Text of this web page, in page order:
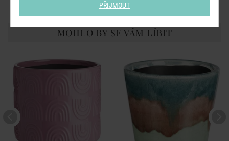
MOHLO BY SE VÁM LÍBIT
PŘIJMOUT